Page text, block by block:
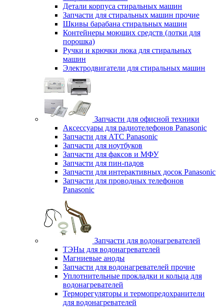
Детали корпуса стиральных машин
Запчасти для стиральных машин прочие
Шкивы барабана стиральных машин
Контейнеры моющих средств (лотки для
порошка)
Ручки и крючки люка для стиральных
машин
Электродвигатели для стиральных машин
Запчасти для офисной техники
Аксессуары для радиотелефонов Panasonic
Запчасти для АТС Panasonic
Запчасти для ноутбуков
Запчасти для факсов и МФУ
Запчасти для пин-падов
Запчасти для интерактивных досок Panasonic
Запчасти для проводных телефонов
Panasonic
Запчасти для водонагревателей
ТЭНы для водонагревателей
Магниевые аноды
Запчасти для водонагревателей прочие
Уплотнительные прокладки и кольца для
водонагревателей
Терморегуляторы и термопредохранители
для водонагревателей